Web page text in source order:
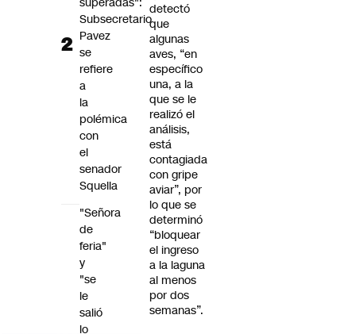
detectó
que
algunas
aves, “en
específico
una, a la
que se le
realizó el
análisis,
está
contagiada
con gripe
aviar”, por
lo que se
determinó
“bloquear
el ingreso
a la laguna
al menos
por dos
semanas”.
Subsecretario
Pavez
se
refiere
a
la
polémica
con
el
senador
Squella
"Señora
de
feria"
y
"se
le
salió
lo